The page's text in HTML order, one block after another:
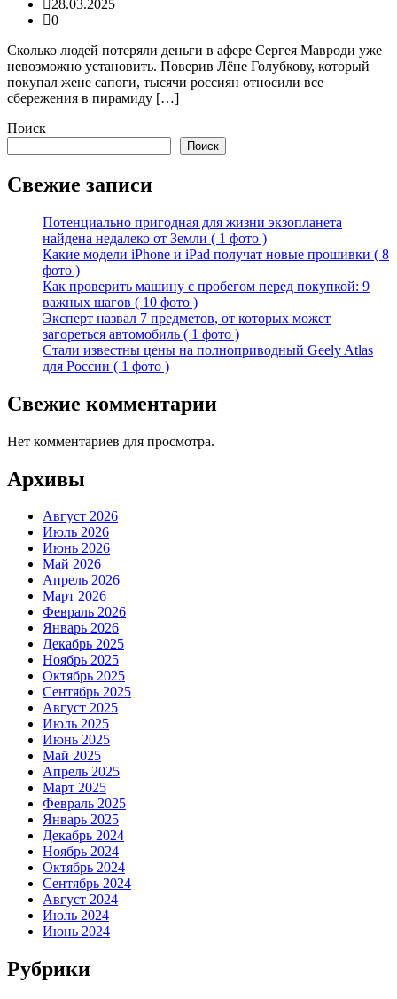
28.03.2025
0
Сколько людей потеряли деньги в афере Сергея Мавроди уже
невозможно установить. Поверив Лёне Голубкову, который
покупал жене сапоги, тысячи россиян относили все
сбережения в пирамиду […]
Поиск
Поиск
Свежие записи
Потенциально пригодная для жизни экзопланета
найдена недалеко от Земли ( 1 фото )
Какие модели iPhone и iPad получат новые прошивки ( 8
фото )
Как проверить машину с пробегом перед покупкой: 9
важных шагов ( 10 фото )
Эксперт назвал 7 предметов, от которых может
загореться автомобиль ( 1 фото )
Стали известны цены на полноприводный Geely Atlas
для России ( 1 фото )
Свежие комментарии
Нет комментариев для просмотра.
Архивы
Август 2026
Июль 2026
Июнь 2026
Май 2026
Апрель 2026
Март 2026
Февраль 2026
Январь 2026
Декабрь 2025
Ноябрь 2025
Октябрь 2025
Сентябрь 2025
Август 2025
Июль 2025
Июнь 2025
Май 2025
Апрель 2025
Март 2025
Февраль 2025
Январь 2025
Декабрь 2024
Ноябрь 2024
Октябрь 2024
Сентябрь 2024
Август 2024
Июль 2024
Июнь 2024
Рубрики